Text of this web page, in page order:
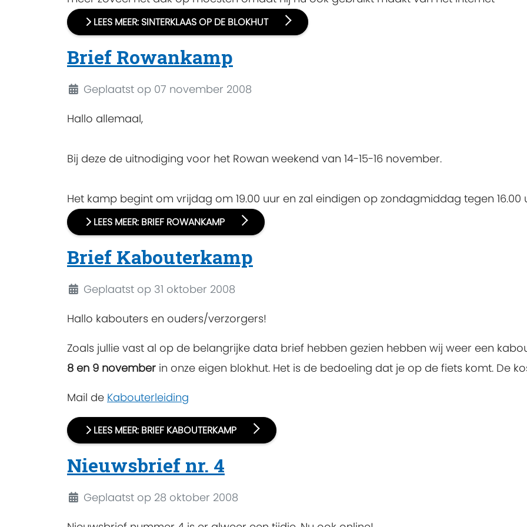
LEES MEER: SINTERKLAAS OP DE BLOKHUT
Brief Rowankamp
DetailsGeplaatst op 07 november 2008
Hallo allemaal,
Bij deze de uitnodiging voor het Rowan weekend van 14-15-16 november.
Het kamp begint om vrijdag om 19.00 uur en zal eindigen op zondagmiddag tegen 16.00
LEES MEER: BRIEF ROWANKAMP
Brief Kabouterkamp
DetailsGeplaatst op 31 oktober 2008
Hallo kabouters en ouders/verzorgers!
Zoals jullie vast al op de belangrijke data brief hebben gezien hebben wij weer een
8 en 9 november in onze eigen blokhut. Het is de bedoeling dat je op de fiets komt. De
Mail de Kabouterleiding
LEES MEER: BRIEF KABOUTERKAMP
Nieuwsbrief nr. 4
DetailsGeplaatst op 28 oktober 2008